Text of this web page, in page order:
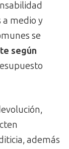
medio y
se
según
además